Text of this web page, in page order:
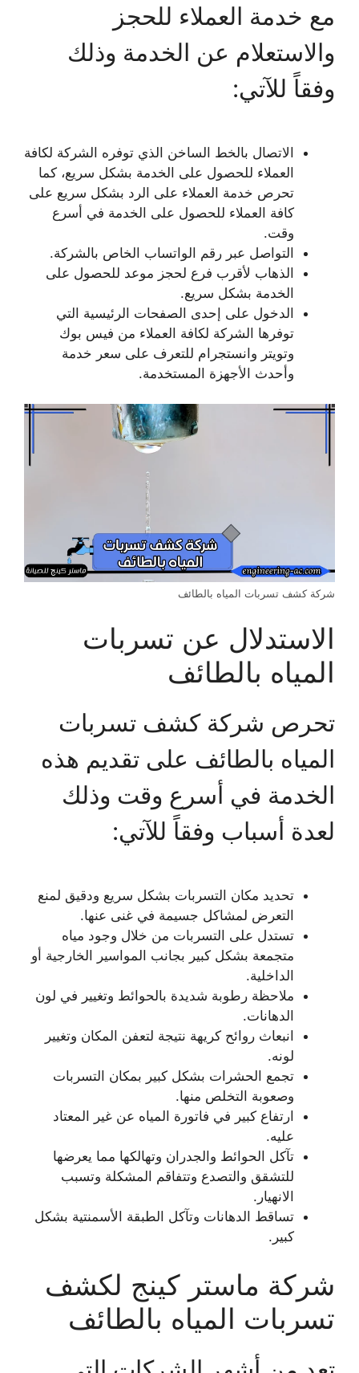
مع خدمة العملاء للحجز
والاستعلام عن الخدمة وذلك
وفقاً للآتي:
الاتصال بالخط الساخن الذي توفره الشركة لكافة
العملاء للحصول على الخدمة بشكل سريع، كما
تحرص خدمة العملاء على الرد بشكل سريع على
كافة العملاء للحصول على الخدمة في أسرع
وقت.
التواصل عبر رقم الواتساب الخاص بالشركة.
الذهاب لأقرب فرع لحجز موعد للحصول على
الخدمة بشكل سريع.
الدخول على إحدى الصفحات الرئيسية التي
توفرها الشركة لكافة العملاء من فيس بوك
وتويتر وانستجرام للتعرف على سعر خدمة
وأحدث الأجهزة المستخدمة.
شركة كشف تسربات المياه بالطائف
الاستدلال عن تسربات
المياه بالطائف
تحرص شركة كشف تسربات
المياه بالطائف على تقديم هذه
الخدمة في أسرع وقت وذلك
لعدة أسباب وفقاً للآتي:
تحديد مكان التسربات بشكل سريع ودقيق لمنع
التعرض لمشاكل جسيمة في غنى عنها.
تستدل على التسربات من خلال وجود مياه
متجمعة بشكل كبير بجانب المواسير الخارجية أو
الداخلية.
ملاحظة رطوبة شديدة بالحوائط وتغيير في لون
الدهانات.
انبعاث روائح كريهة نتيجة لتعفن المكان وتغيير
لونه.
تجمع الحشرات بشكل كبير بمكان التسربات
وصعوبة التخلص منها.
ارتفاع كبير في فاتورة المياه عن غير المعتاد
عليه.
تآكل الحوائط والجدران وتهالكها مما يعرضها
للتشقق والتصدع وتتفاقم المشكلة وتسبب
الانهيار.
تساقط الدهانات وتآكل الطبقة الأسمنتية بشكل
كبير.
شركة ماستر كينج لكشف
تسربات المياه بالطائف